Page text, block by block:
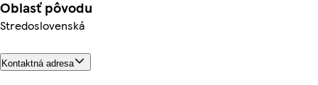
Oblasť pôvodu
Stredoslovenská
Kontaktná adresa